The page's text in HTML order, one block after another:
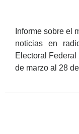
Informe sobre el
noticias en
Electoral
de marzo al 28